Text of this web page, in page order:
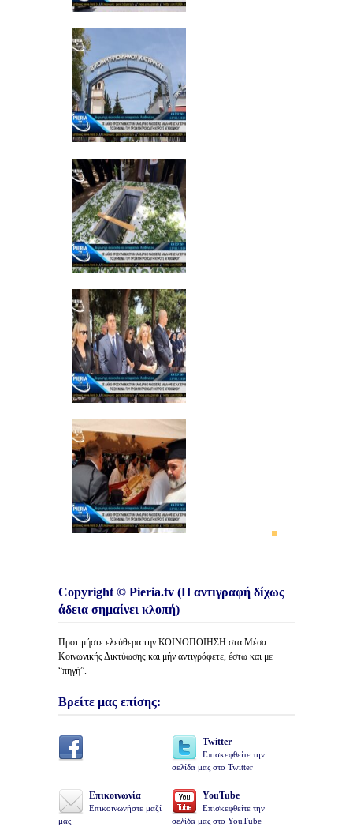
Copyright © Pieria.tv (Η αντιγραφή δίχως
άδεια σημαίνει κλοπή)
Προτιμήστε ελεύθερα την ΚΟΙΝΟΠΟΙΗΣΗ στα Μέσα
Κοινωνικής Δικτύωσης και μήν αντιγράφετε, έστω και με
“πηγή”.
Βρείτε μας επίσης:
Twitter
Επισκεφθείτε την
σελίδα μας στο Twitter
Επικοινωνία
Επικοινωνήστε μαζί
μας
YouTube
Επισκεφθείτε την
σελίδα μας στο YouTube